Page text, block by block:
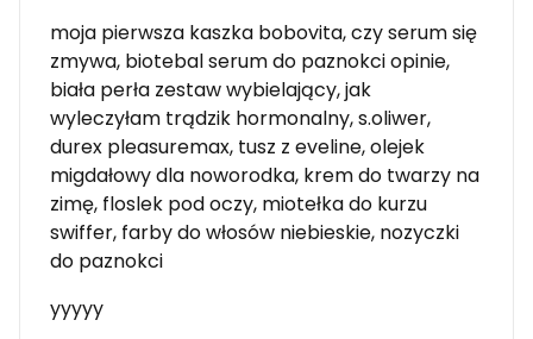
moja pierwsza kaszka bobovita, czy serum się
zmywa, biotebal serum do paznokci opinie,
biała perła zestaw wybielający, jak
wyleczyłam trądzik hormonalny, s.oliwer,
durex pleasuremax, tusz z eveline, olejek
migdałowy dla noworodka, krem do twarzy na
zimę, floslek pod oczy, miotełka do kurzu
swiffer, farby do włosów niebieskie, nozyczki
do paznokci
yyyyy